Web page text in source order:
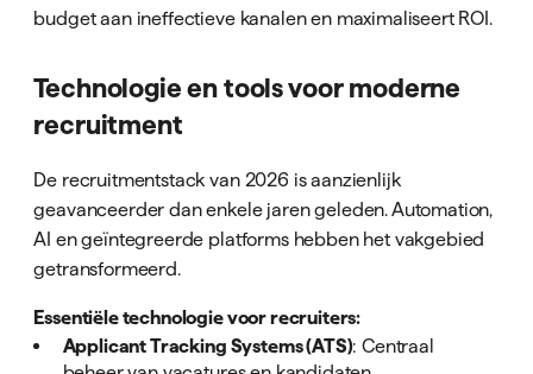
budget aan ineffectieve kanalen en maximaliseert ROI.
Technologie en tools voor moderne
recruitment
De recruitmentstack van 2026 is aanzienlijk
geavanceerder dan enkele jaren geleden. Automation,
AI en geïntegreerde platforms hebben het vakgebied
getransformeerd.
Essentiële technologie voor recruiters:
Applicant Tracking Systems (ATS): Centraal